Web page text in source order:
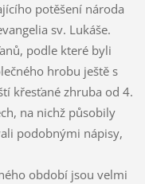
potěšení národa
sv. Lukáše.
podle které byli
hrobu ještě s
křesťané zhruba od 4.
na nichž působily
podobnými nápisy,
období jsou velmi